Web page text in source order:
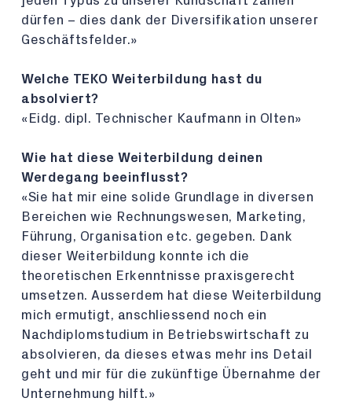
dürfen – dies dank der Diversifikation unserer
Geschäftsfelder.»
Welche TEKO Weiterbildung hast du
absolviert?
«Eidg. dipl. Technischer Kaufmann in Olten»
Wie hat diese Weiterbildung deinen
Werdegang beeinflusst?
«Sie hat mir eine solide Grundlage in diversen
Bereichen wie Rechnungswesen, Marketing,
Führung, Organisation etc. gegeben. Dank
dieser Weiterbildung konnte ich die
theoretischen Erkenntnisse praxisgerecht
umsetzen. Ausserdem hat diese Weiterbildung
mich ermutigt, anschliessend noch ein
Nachdiplomstudium in Betriebswirtschaft zu
absolvieren, da dieses etwas mehr ins Detail
geht und mir für die zukünftige Übernahme der
Unternehmung hilft.»